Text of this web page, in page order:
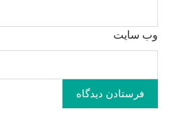
وب‌ سایت
فرستادن دیدگاه